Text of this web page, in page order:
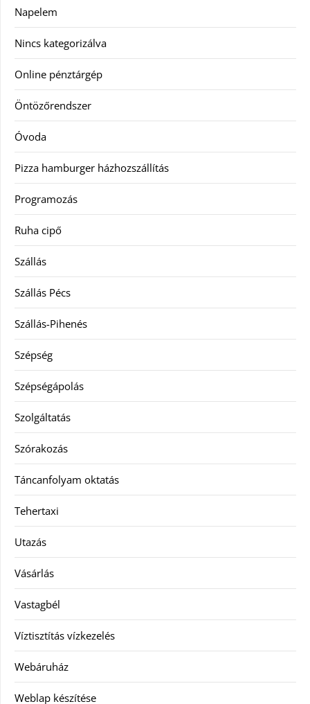
Napelem
Nincs kategorizálva
Online pénztárgép
Öntözőrendszer
Óvoda
Pizza hamburger házhozszállítás
Programozás
Ruha cipő
Szállás
Szállás Pécs
Szállás-Pihenés
Szépség
Szépségápolás
Szolgáltatás
Szórakozás
Táncanfolyam oktatás
Tehertaxi
Utazás
Vásárlás
Vastagbél
Víztisztítás vízkezelés
Webáruház
Weblap készítése